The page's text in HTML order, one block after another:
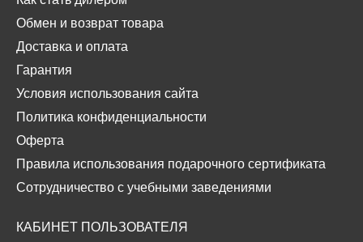
Обмен и возврат товара
Доставка и оплата
Гарантия
Условия использования сайта
Политика конфиденциальности
Оферта
Правила использования подарочного сертификата
Сотрудничество с учебными заведениями
КАБИНЕТ ПОЛЬЗОВАТЕЛЯ